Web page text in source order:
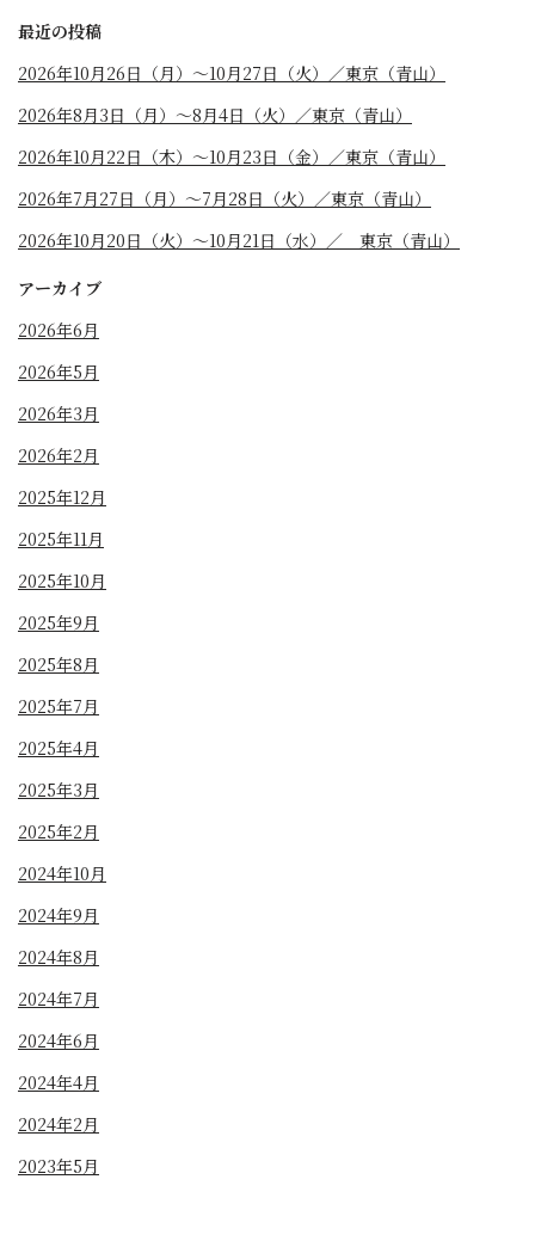
最近の投稿
2026年10月26日（月）〜10月27日（火）／東京（青山）
2026年8月3日（月）〜8月4日（火）／東京（青山）
2026年10月22日（木）〜10月23日（金）／東京（青山）
2026年7月27日（月）〜7月28日（火）／東京（青山）
2026年10月20日（火）〜10月21日（水）／ 東京（青山）
アーカイブ
2026年6月
2026年5月
2026年3月
2026年2月
2025年12月
2025年11月
2025年10月
2025年9月
2025年8月
2025年7月
2025年4月
2025年3月
2025年2月
2024年10月
2024年9月
2024年8月
2024年7月
2024年6月
2024年4月
2024年2月
2023年5月